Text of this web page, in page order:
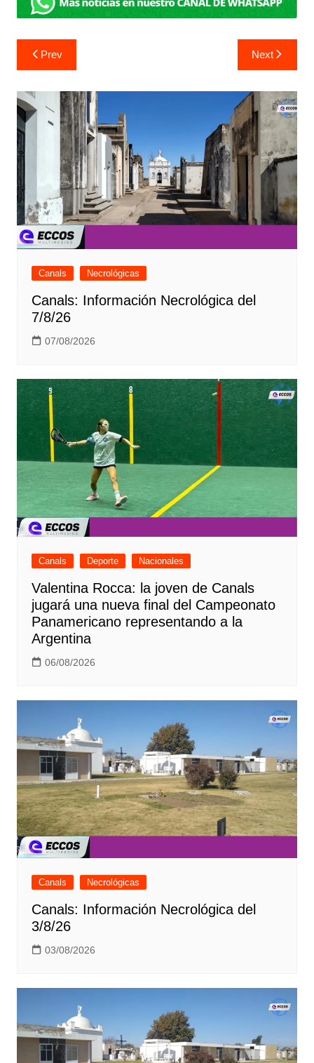
Navegación
de
entradas
Prev Next
Canals Necrológicas
Canals: Información Necrológica del
7/8/26
07/08/2026
Canals Deporte Nacionales
Valentina Rocca: la joven de Canals
jugará una nueva final del Campeonato
Panamericano representando a la
Argentina
06/08/2026
Canals Necrológicas
Canals: Información Necrológica del
3/8/26
03/08/2026